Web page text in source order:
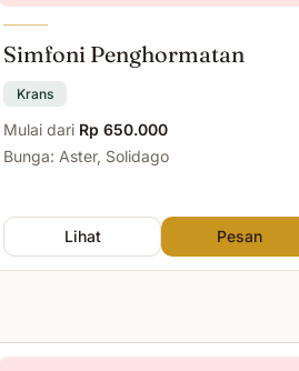
Simfoni Penghormatan
Krans
Mulai dari Rp 650.000
Bunga: Aster, Solidago
Lihat Pesan